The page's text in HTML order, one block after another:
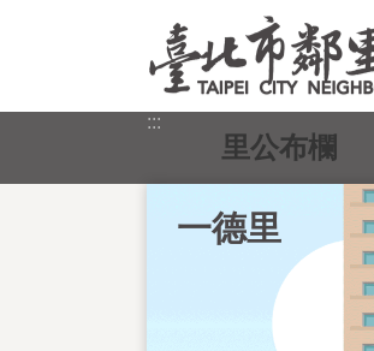
:::
一德里
里公布欄